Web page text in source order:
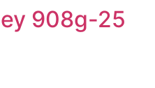
908g-25